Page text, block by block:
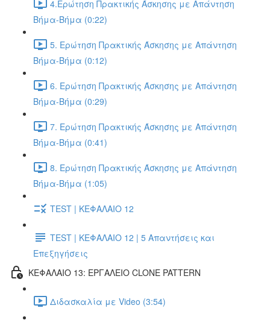
4.Ερώτηση Πρακτικής Άσκησης με Απάντηση
Βήμα-Βήμα (0:22)
5. Ερώτηση Πρακτικής Άσκησης με Απάντηση
Βήμα-Βήμα (0:12)
6. Ερώτηση Πρακτικής Άσκησης με Απάντηση
Βήμα-Βήμα (0:29)
7. Ερώτηση Πρακτικής Άσκησης με Απάντηση
Βήμα-Βήμα (0:41)
8. Ερώτηση Πρακτικής Άσκησης με Απάντηση
Βήμα-Βήμα (1:05)
TEST | ΚΕΦΑΛΑΙΟ 12
TEST | ΚΕΦΑΛΑΙΟ 12 | 5 Απαντήσεις και
Επεξηγήσεις
ΚΕΦΑΛΑΙΟ 13: ΕΡΓΑΛΕΙΟ CLONE PATTERN
Διδασκαλία με Video (3:54)